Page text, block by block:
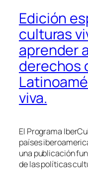
Edición
culturas
aprender
derechos
viva.
El Programa
países
una publicación
de las políticas